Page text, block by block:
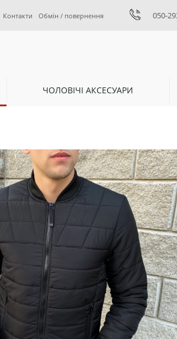
Контакти Обмін / повернення 050-
ЧОЛОВІЧІ АКСЕСУАРИ